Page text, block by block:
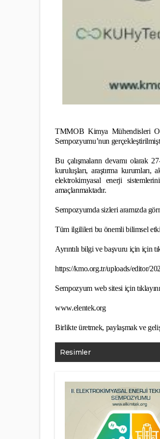
TMMOB Kimya Mühendisleri
Sempozyumu’nun
Bu çalışmaların devamı olarak
kuruluşları, araştırma
elektrokimyasal enerji
amaçlanmaktadır.
Sempozyumda sizleri aramızda
Tüm ilgilileri bu önemli bilimsel
Ayrıntılı bilgi ve başvuru için için
https://kmo.org.tr/uploads/editor/
Sempozyum web sitesi için
www.elentek.org
Birlikte üretmek, paylaşmak ve
Resimler